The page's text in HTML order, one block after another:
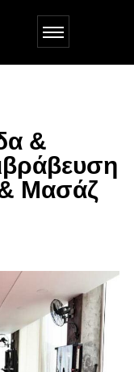
&
Μασάζ